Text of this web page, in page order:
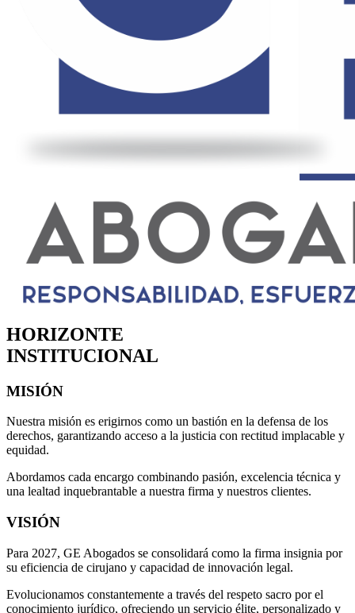
HORIZONTE
INSTITUCIONAL
MISIÓN
Nuestra misión es erigirnos como un bastión en la defensa de los
derechos, garantizando acceso a la justicia con rectitud implacable y
equidad.
Abordamos cada encargo combinando pasión, excelencia técnica y
una lealtad inquebrantable a nuestra firma y nuestros clientes.
VISIÓN
Para 2027, GE Abogados se consolidará como la firma insignia por
su eficiencia de cirujano y capacidad de innovación legal.
Evolucionamos constantemente a través del respeto sacro por el
conocimiento jurídico, ofreciendo un servicio élite, personalizado y